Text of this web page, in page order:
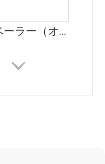
横型ベーラー（オートタイ）